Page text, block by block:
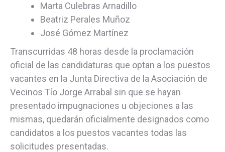
Marta Culebras Arnadillo
Beatriz Perales Muñoz
José Gómez Martínez
Transcurridas 48 horas desde la proclamación
oficial de las candidaturas que optan a los puestos
vacantes en la Junta Directiva de la Asociación de
Vecinos Tío Jorge Arrabal sin que se hayan
presentado impugnaciones u objeciones a las
mismas, quedarán oficialmente designados como
candidatos a los puestos vacantes todas las
solicitudes presentadas.